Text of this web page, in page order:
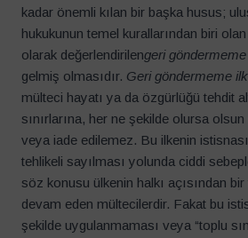
kadar önemli kılan bir başka husus;
hukukunun temel kurallarından biri
olarak değerlendirilengeri
gelmiş olmasıdır. Geri göndermeme
mülteci hayatı ya da özgürlüğü tehdit
sınırlarına, her ne şekilde olursa
veya iade edilemez. Bu ilkenin
tehlikeli sayılması yolunda ciddi
söz konusu ülkenin halkı açısından
devam eden mültecilerdir. Fakat bu
şekilde uygulanmaması veya “toplu